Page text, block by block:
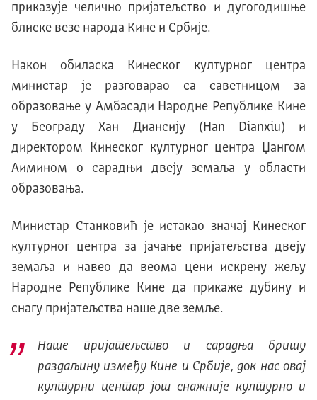
приказује челично пријатељство и дугогодишње
блиске везе народа Kине и Србије.
Након обиласка Kинеског културног центра
министар је разговарао са саветницом за
образовање у Амбасади Народне Републике Kине
у Београду Хан Диансију (Han Dianxiu) и
директором Kинеског културног центра Џангом
Аимином о сарадњи двеју земаља у области
образовања.
Министар Станковић је истакао значај Kинеског
културног центра за јачање пријатељства двеју
земаља и навео да веома цени искрену жељу
Народне Републике Kине да прикаже дубину и
снагу пријатељства наше две земље.
Наше пријатељство и сарадња бришу
раздаљину између Kине и Србије, док нас овај
културни центар још снажније културно и